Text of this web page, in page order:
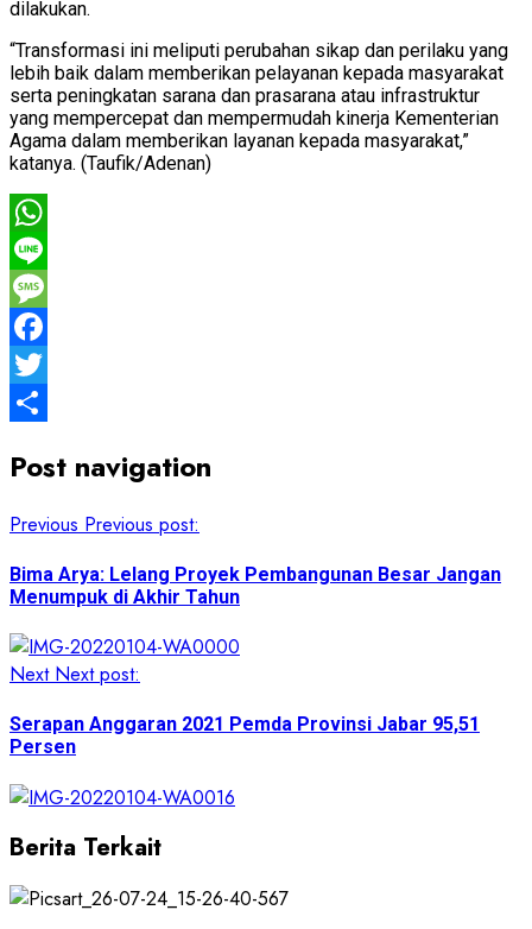
dilakukan.
“Transformasi ini meliputi perubahan sikap dan perilaku yang
lebih baik dalam memberikan pelayanan kepada masyarakat
serta peningkatan sarana dan prasarana atau infrastruktur
yang mempercepat dan mempermudah kinerja Kementerian
Agama dalam memberikan layanan kepada masyarakat,”
katanya. (Taufik/Adenan)
WhatsApp
Line
Message
Facebook
Twitter
Post navigation
Previous Previous post:
Bima Arya: Lelang Proyek Pembangunan Besar Jangan
Menumpuk di Akhir Tahun
Next Next post:
Serapan Anggaran 2021 Pemda Provinsi Jabar 95,51
Persen
Berita Terkait